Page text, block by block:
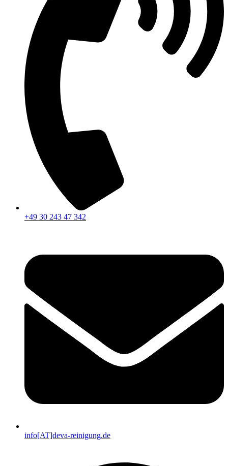
+49 30 243 47 342
info[AT]deva-reinigung.de